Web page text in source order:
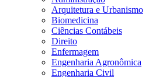
Arquitetura e Urbanismo
Biomedicina
Ciências Contábeis
Direito
Enfermagem
Engenharia Agronômica
Engenharia Civil